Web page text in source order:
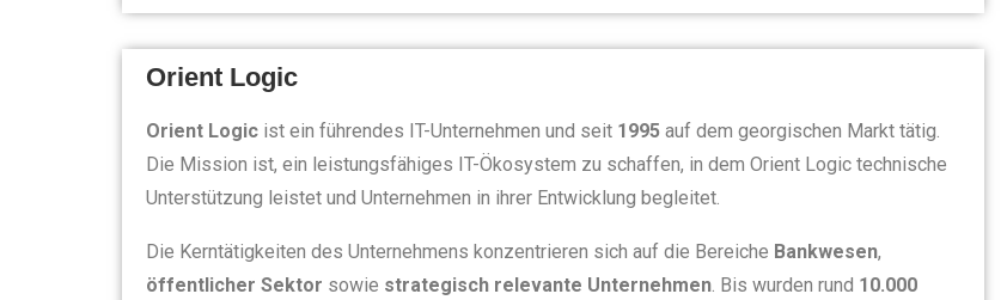
Orient Logic
Orient Logic ist ein führendes IT-Unternehmen und seit 1995 auf dem georgischen Markt tätig.
Die Mission ist, ein leistungsfähiges IT-Ökosystem zu schaffen, in dem Orient Logic technische
Unterstützung leistet und Unternehmen in ihrer Entwicklung begleitet.
Die Kerntätigkeiten des Unternehmens konzentrieren sich auf die Bereiche Bankwesen,
öffentlicher Sektor sowie strategisch relevante Unternehmen. Bis wurden rund 10.000